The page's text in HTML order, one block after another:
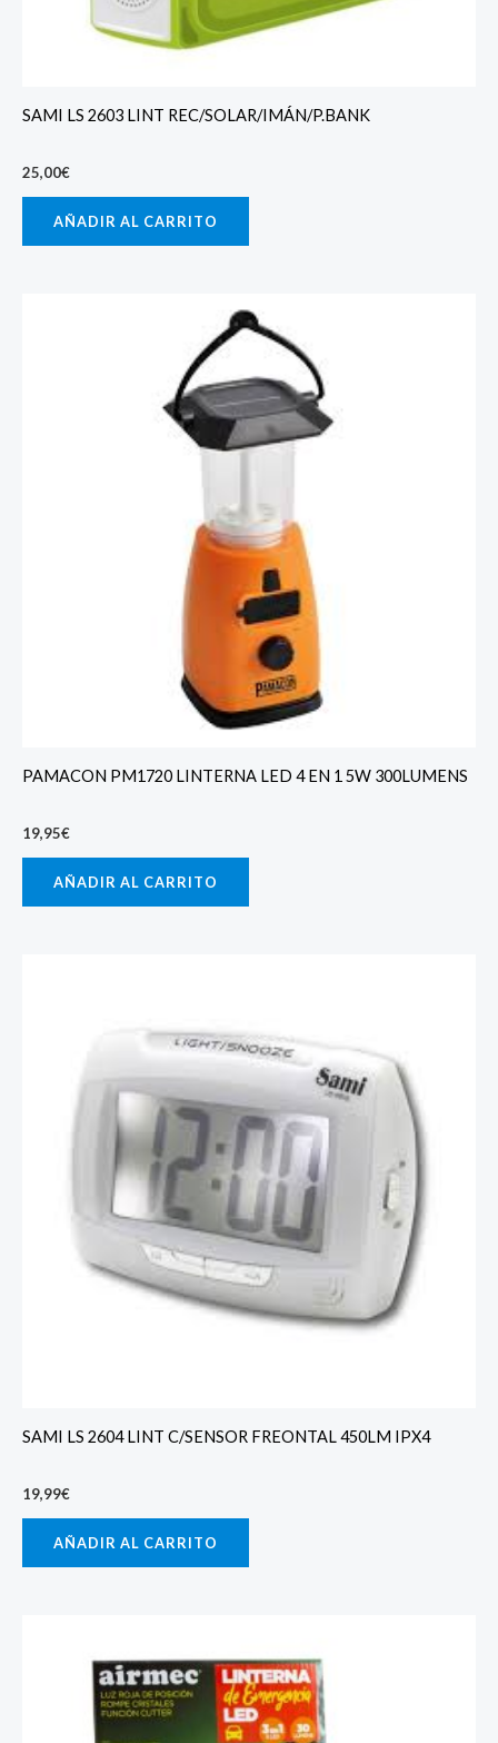
SAMI LS 2603 LINT REC/SOLAR/IMÁN/P.BANK
25,00€
AÑADIR AL CARRITO
PAMACON PM1720 LINTERNA LED 4 EN 1 5W 300LUMENS
19,95€
AÑADIR AL CARRITO
SAMI LS 2604 LINT C/SENSOR FREONTAL 450LM IPX4
19,99€
AÑADIR AL CARRITO